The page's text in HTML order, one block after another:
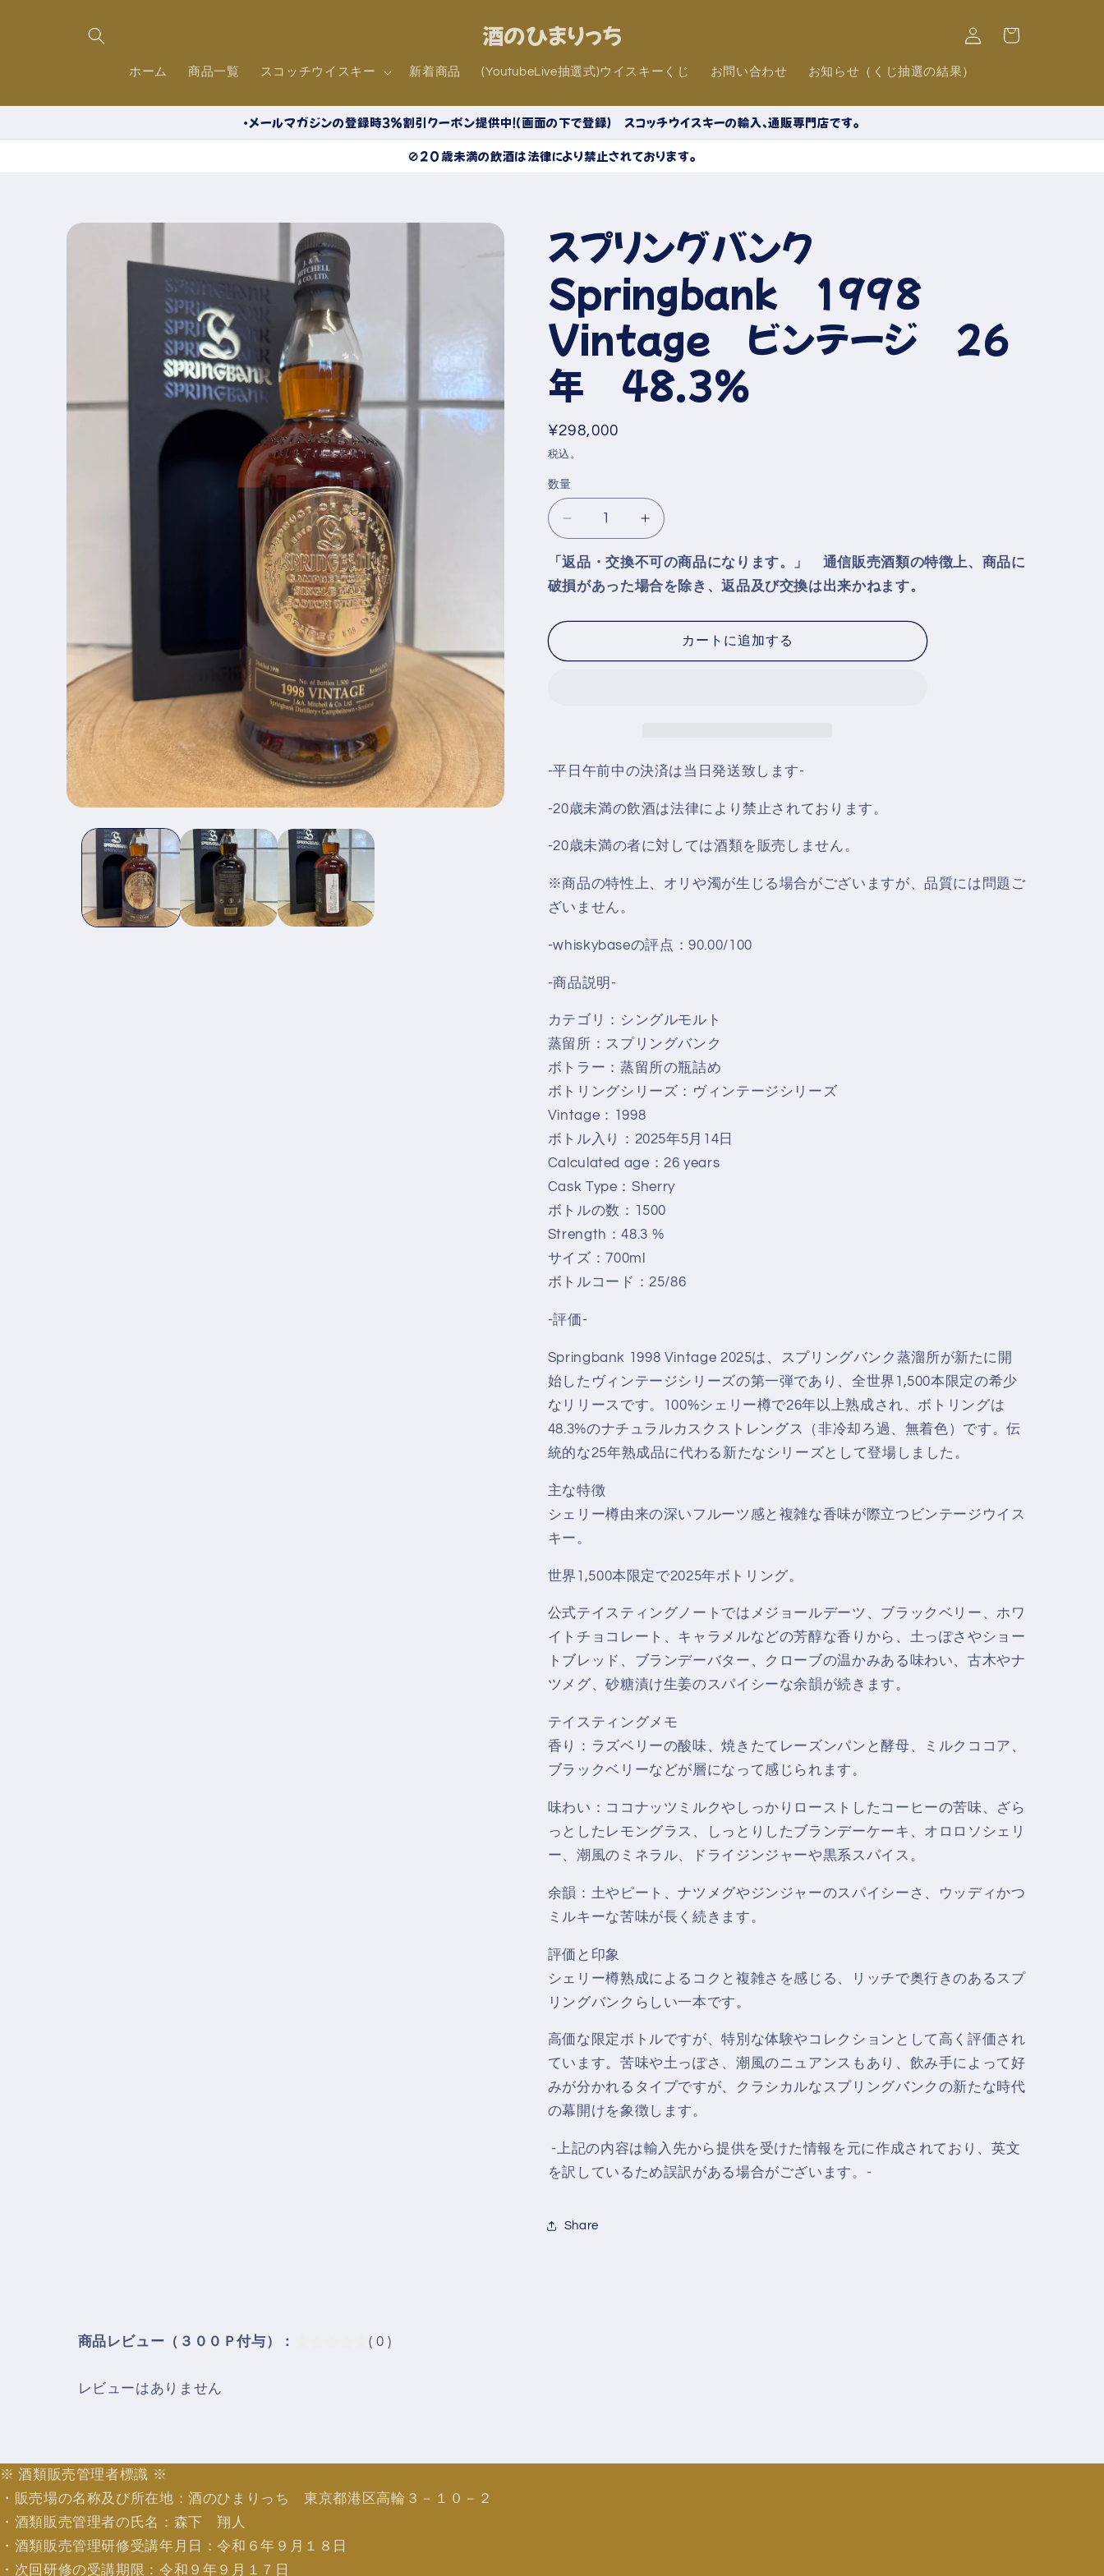
酒のひまりっち
ホーム 商品一覧 スコッチウイスキー 新着商品 (YoutubeLive抽選式)ウイスキーくじ お問い合わせ お知らせ（くじ抽選の結果）
グ
イ
ー
・メールマガジンの登録時３％割引クーポン提供中！（画面の下で登録） スコッチウイスキーの輸入、通販専門店です。
🚫20歳未満の飲酒は法律により禁止されております。
キップ
スプリングバンク
Springbank 1998
Vintage ビンテージ 26
年 48.3％
通
常
価
格
¥298,000
税込。
数量
リ
ン
ン
ン
ー
ジ
26
年
48.3％
の
数
を
ら
す
ス
リ
ン
ン
ー
ジ
26
年
数
や
す
「返品・交換不可の商品になります。」 通信販売酒類の特徴上、商品に
破損があった場合を除き、返品及び交換は出来かねます。
カートに追加する
-平日午前中の決済は当日発送致します‐
-20歳未満の飲酒は法律により禁止されております。
-20歳未満の者に対しては酒類を販売しません。
※商品の特性上、オリや濁が生じる場合がございますが、品質には問題ご
ざいません。
-whiskybaseの評点：90.00/100
-商品説明-
カテゴリ：シングルモルト
蒸留所：スプリングバンク
ボトラー：蒸留所の瓶詰め
ボトリングシリーズ：ヴィンテージシリーズ
Vintage：1998
ボトル入り：2025年5月14日
Calculated age：26 years
Cask Type：Sherry
ボトルの数：1500
Strength：48.3 %
サイズ：700ml
ボトルコード：25/86
-評価-
Springbank 1998 Vintage 2025は、スプリングバンク蒸溜所が新たに開
始したヴィンテージシリーズの第一弾であり、全世界1,500本限定の希少
なリリースです。100%シェリー樽で26年以上熟成され、ボトリングは
48.3%のナチュラルカスクストレングス（非冷却ろ過、無着色）です。伝
統的な25年熟成品に代わる新たなシリーズとして登場しました。
主な特徴
シェリー樽由来の深いフルーツ感と複雑な香味が際立つビンテージウイス
キー。
世界1,500本限定で2025年ボトリング。
公式テイスティングノートではメジョールデーツ、ブラックベリー、ホワ
イトチョコレート、キャラメルなどの芳醇な香りから、土っぽさやショー
トブレッド、ブランデーバター、クローブの温かみある味わい、古木やナ
ツメグ、砂糖漬け生姜のスパイシーな余韻が続きます。
テイスティングメモ
香り：ラズベリーの酸味、焼きたてレーズンパンと酵母、ミルクココア、
ブラックベリーなどが層になって感じられます。
味わい：ココナッツミルクやしっかりローストしたコーヒーの苦味、ざら
っとしたレモングラス、しっとりしたブランデーケーキ、オロロソシェリ
ー、潮風のミネラル、ドライジンジャーや黒系スパイス。
余韻：土やピート、ナツメグやジンジャーのスパイシーさ、ウッディかつ
ミルキーな苦味が長く続きます。
評価と印象
シェリー樽熟成によるコクと複雑さを感じる、リッチで奥行きのあるスプ
リングバンクらしい一本です。
高価な限定ボトルですが、特別な体験やコレクションとして高く評価され
ています。苦味や土っぽさ、潮風のニュアンスもあり、飲み手によって好
みが分かれるタイプですが、クラシカルなスプリングバンクの新たな時代
の幕開けを象徴します。
-上記の内容は輸入先から提供を受けた情報を元に作成されており、英文
を訳しているため誤訳がある場合がございます。-
Share
商品レビュー（３００Ｐ付与）： ( 0 )
レビューはありません
※ 酒類販売管理者標識 ※
・販売場の名称及び所在地：酒のひまりっち 東京都港区高輪３－１０－２
・酒類販売管理者の氏名：森下 翔人
・酒類販売管理研修受講年月日：令和６年９月１８日
・次回研修の受講期限：令和９年９月１７日